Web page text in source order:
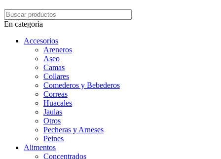
En categoría
Accesorios
Areneros
Aseo
Camas
Collares
Comederos y Bebederos
Correas
Huacales
Jaulas
Otros
Pecheras y Arneses
Peines
Alimentos
Concentrados